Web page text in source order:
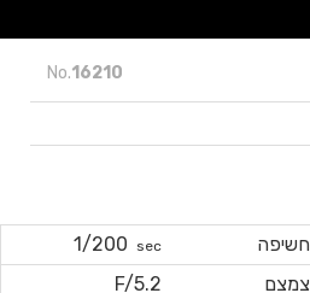
No.16210
חשיפה sec
1/200
צמצם
F/5.2